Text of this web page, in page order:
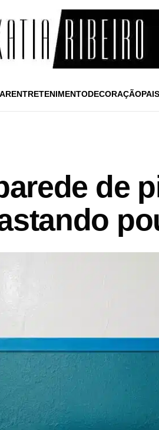
ENTRETENIMENTODECORAÇÃO
de